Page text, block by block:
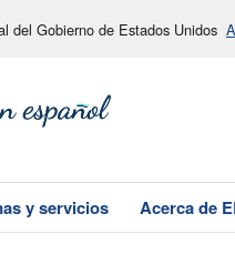
del Gobierno de Estados Unidos
y servicios Acerca de